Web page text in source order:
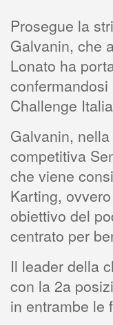
Prosegue la
Galvanin, che
Lonato ha
Challenge
Galvanin,
competitiva
che viene
Karting,
obiettivo del
centrato per
Il leader della
con la 2a
in entrambe le